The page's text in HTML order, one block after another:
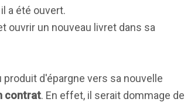
a été ouvert.
ouvrir un nouveau livret dans sa
d'épargne vers sa nouvelle
contrat. En effet, il serait dommage de